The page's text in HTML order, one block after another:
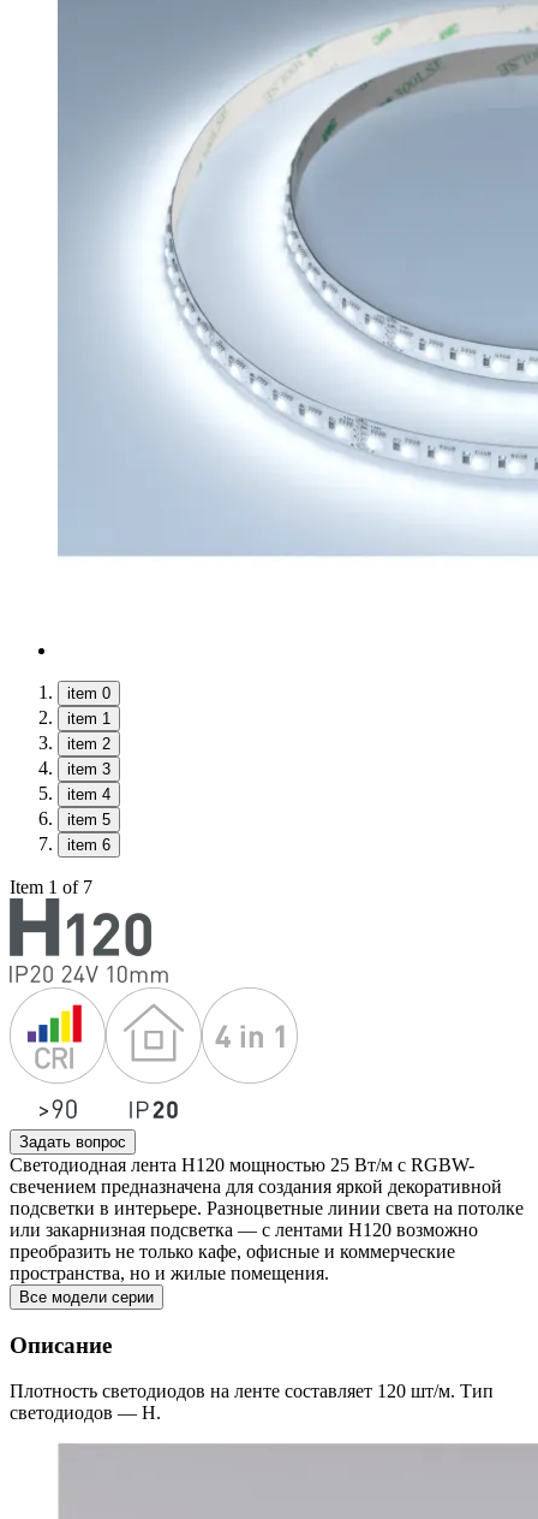
item 0
item 1
item 2
item 3
item 4
item 5
item 6
Item 1 of 7
Задать вопрос
Светодиодная лента H120 мощностью 25 Вт/м с RGBW-
свечением предназначена для создания яркой декоративной
подсветки в интерьере. Разноцветные линии света на потолке
или закарнизная подсветка — с лентами H120 возможно
преобразить не только кафе, офисные и коммерческие
пространства, но и жилые помещения.
Все модели серии
Описание
Плотность светодиодов на ленте составляет 120 шт/м. Тип
светодиодов — H.